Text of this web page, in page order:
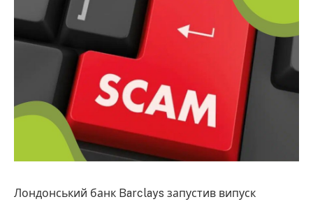
Лондонський банк Barclays запустив випуск